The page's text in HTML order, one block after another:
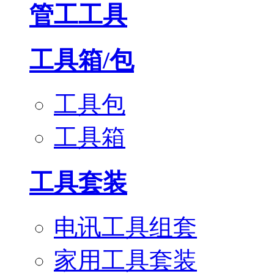
管工工具
工具箱/包
工具包
工具箱
工具套装
电讯工具组套
家用工具套装